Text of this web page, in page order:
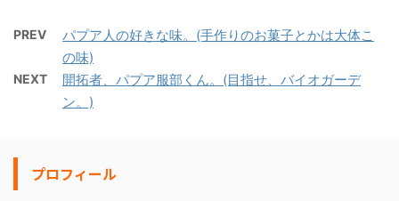
PREV
パプア人の好きな味。(手作りのお菓子とかは大体こ
の味)
NEXT
開拓者、パプア服部くん。(目指せ、バイオガーデ
ン。)
プロフィール